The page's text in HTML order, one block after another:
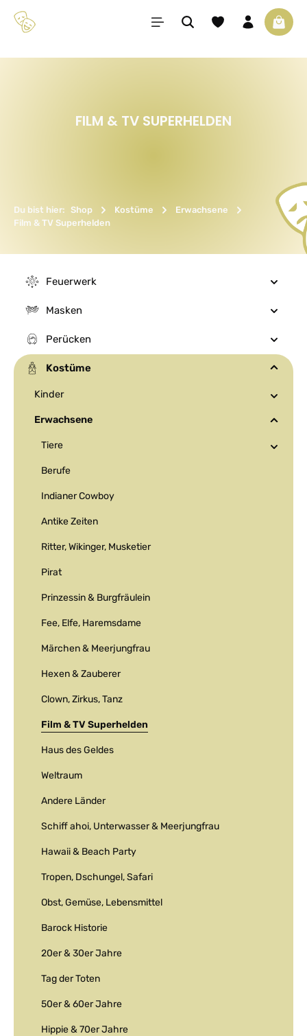
Zum Hauptinhalt springen Du hast 0 Produkte
FILM & TV SUPERHELDEN
Du bist hier: Shop Kostüme
Erwachsene
Film & TV Superhelden
Feuerwerk
Masken
Perücken
Kostüme
Kinder
Erwachsene
Tiere
Berufe
Indianer Cowboy
Antike Zeiten
Ritter, Wikinger, Musketier
Pirat
Prinzessin & Burgfräulein
Fee, Elfe, Haremsdame
Märchen & Meerjungfrau
Hexen & Zauberer
Clown, Zirkus, Tanz
Film & TV Superhelden
Haus des Geldes
Weltraum
Andere Länder
Schiff ahoi, Unterwasser & Meerjungfrau
Hawaii & Beach Party
Tropen, Dschungel, Safari
Obst, Gemüse, Lebensmittel
Barock Historie
20er & 30er Jahre
Tag der Toten
50er & 60er Jahre
Hippie & 70er Jahre